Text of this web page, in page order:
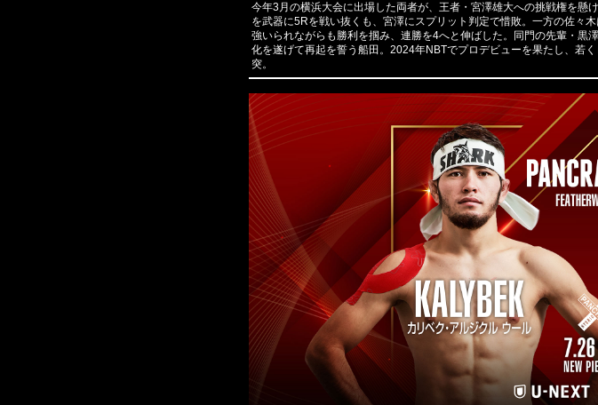
今年3月の横浜大会に出場した両者が、王者・宮澤雄大への挑戦権を懸
を武器に5Rを戦い抜くも、宮澤にスプリット判定で惜敗。一方の佐々
強いられながらも勝利を掴み、連勝を4へと伸ばした。同門の先輩・黒
化を遂げて再起を誓う船田。2024年NBTでプロデビューを果たし、若
突。